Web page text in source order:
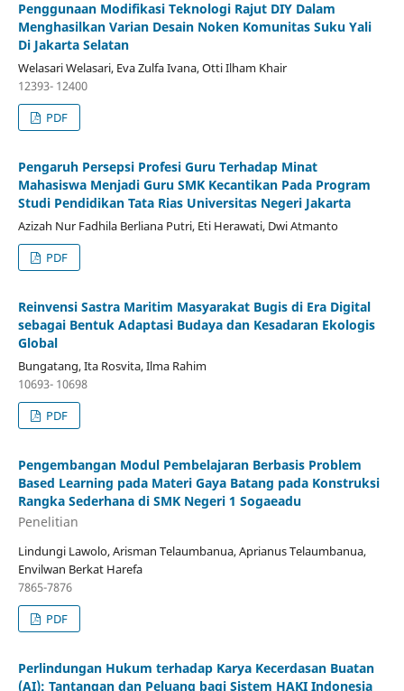
Penggunaan Modifikasi Teknologi Rajut DIY Dalam
Menghasilkan Varian Desain Noken Komunitas Suku Yali
Di Jakarta Selatan
Welasari Welasari, Eva Zulfa Ivana, Otti Ilham Khair
12393- 12400
PDF
Pengaruh Persepsi Profesi Guru Terhadap Minat
Mahasiswa Menjadi Guru SMK Kecantikan Pada Program
Studi Pendidikan Tata Rias Universitas Negeri Jakarta
Azizah Nur Fadhila Berliana Putri, Eti Herawati, Dwi Atmanto
PDF
Reinvensi Sastra Maritim Masyarakat Bugis di Era Digital
sebagai Bentuk Adaptasi Budaya dan Kesadaran Ekologis
Global
Bungatang, Ita Rosvita, Ilma Rahim
10693- 10698
PDF
Pengembangan Modul Pembelajaran Berbasis Problem
Based Learning pada Materi Gaya Batang pada Konstruksi
Rangka Sederhana di SMK Negeri 1 Sogaeadu
Penelitian
Lindungi Lawolo, Arisman Telaumbanua, Aprianus Telaumbanua,
Envilwan Berkat Harefa
7865-7876
PDF
Perlindungan Hukum terhadap Karya Kecerdasan Buatan
(AI): Tantangan dan Peluang bagi Sistem HAKI Indonesia